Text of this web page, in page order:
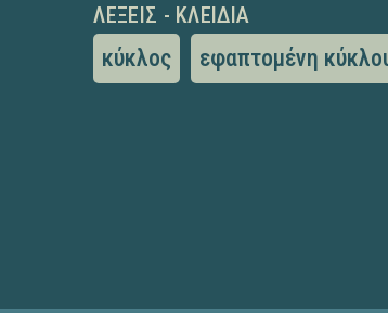
ΛΈΞΕΙΣ - ΚΛΕΙΔΙΆ
κύκλος εφαπτομένη